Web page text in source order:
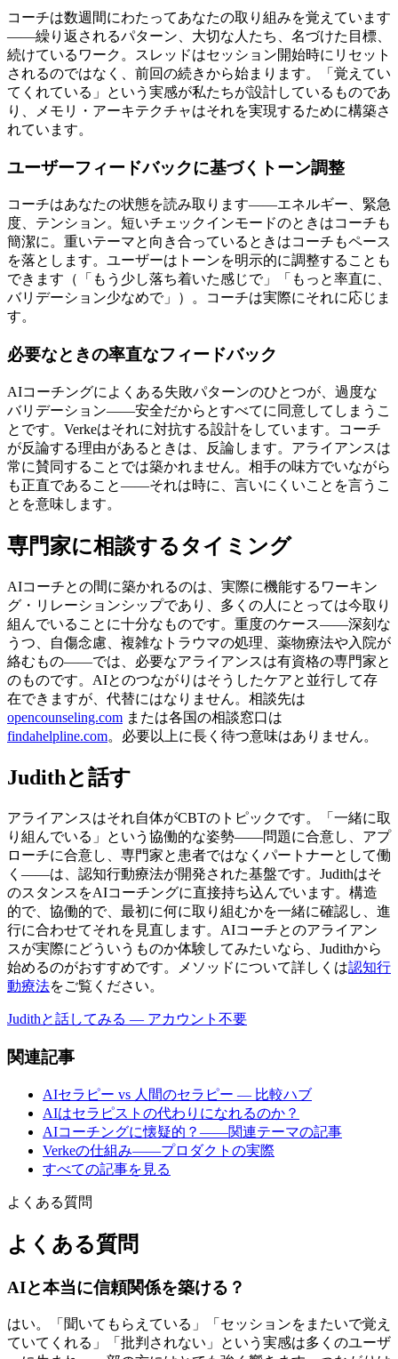
コーチは数週間にわたってあなたの取り組みを覚えています
——繰り返されるパターン、大切な人たち、名づけた目標、
続けているワーク。スレッドはセッション開始時にリセット
されるのではなく、前回の続きから始まります。「覚えてい
てくれている」という実感が私たちが設計しているものであ
り、メモリ・アーキテクチャはそれを実現するために構築さ
れています。
ユーザーフィードバックに基づくトーン調整
コーチはあなたの状態を読み取ります——エネルギー、緊急
度、テンション。短いチェックインモードのときはコーチも
簡潔に。重いテーマと向き合っているときはコーチもペース
を落とします。ユーザーはトーンを明示的に調整することも
できます（「もう少し落ち着いた感じで」「もっと率直に、
バリデーション少なめで」）。コーチは実際にそれに応じま
す。
必要なときの率直なフィードバック
AIコーチングによくある失敗パターンのひとつが、過度な
バリデーション——安全だからとすべてに同意してしまうこ
とです。Verkeはそれに対抗する設計をしています。コーチ
が反論する理由があるときは、反論します。アライアンスは
常に賛同することでは築かれません。相手の味方でいながら
も正直であること——それは時に、言いにくいことを言うこ
とを意味します。
専門家に相談するタイミング
AIコーチとの間に築かれるのは、実際に機能するワーキン
グ・リレーションシップであり、多くの人にとっては今取り
組んでいることに十分なものです。重度のケース——深刻な
うつ、自傷念慮、複雑なトラウマの処理、薬物療法や入院が
絡むもの——では、必要なアライアンスは有資格の専門家と
のものです。AIとのつながりはそうしたケアと並行して存
在できますが、代替にはなりません。相談先は
opencounseling.com または各国の相談窓口は
findahelpline.com。必要以上に長く待つ意味はありません。
Judithと話す
アライアンスはそれ自体がCBTのトピックです。「一緒に取
り組んでいる」という協働的な姿勢——問題に合意し、アプ
ローチに合意し、専門家と患者ではなくパートナーとして働
く——は、認知行動療法が開発された基盤です。Judithはそ
のスタンスをAIコーチングに直接持ち込んでいます。構造
的で、協働的で、最初に何に取り組むかを一緒に確認し、進
行に合わせてそれを見直します。AIコーチとのアライアン
スが実際にどういうものか体験してみたいなら、Judithから
始めるのがおすすめです。メソッドについて詳しくは認知行
動療法をご覧ください。
Judithと話してみる — アカウント不要
関連記事
AIセラピー vs 人間のセラピー — 比較ハブ
AIはセラピストの代わりになれるのか？
AIコーチングに懐疑的？——関連テーマの記事
Verkeの仕組み——プロダクトの実際
すべての記事を見る
よくある質問
よくある質問
AIと本当に信頼関係を築ける？
はい。「聞いてもらえている」「セッションをまたいで覚え
ていてくれる」「批判されない」という実感は多くのユーザ